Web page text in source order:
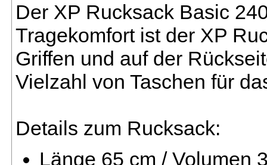
Der XP Rucksack Basic
Tragekomfort ist der XP
Griffen und auf der
Vielzahl von Taschen für
Details zum Rucksack:
Länge 65 cm / Volumen